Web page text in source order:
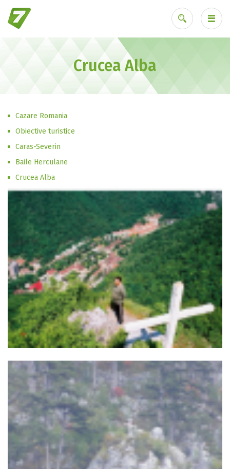
Crucea Alba
Cazare Romania
Obiective turistice
Caras-Severin
Baile Herculane
Crucea Alba